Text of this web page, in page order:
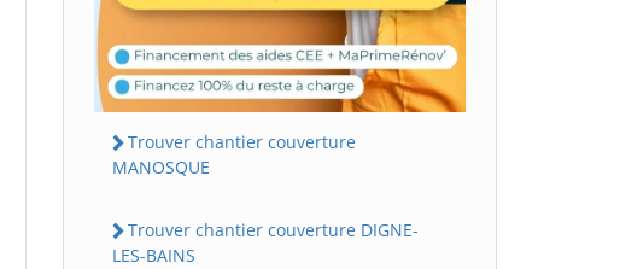
Trouver chantier couverture
MANOSQUE
Trouver chantier couverture DIGNE-
LES-BAINS